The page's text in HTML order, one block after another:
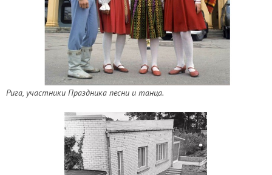
Рига, участники Праздника песни и танца.